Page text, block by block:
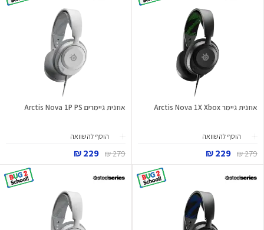
אוזנית גיימר Arctis Nova 1X Xbox
הוסף להשוואה
279 ₪
229 ₪
אוזנית גיימרים Arctis Nova 1P PS
הוסף להשוואה
279 ₪
229 ₪